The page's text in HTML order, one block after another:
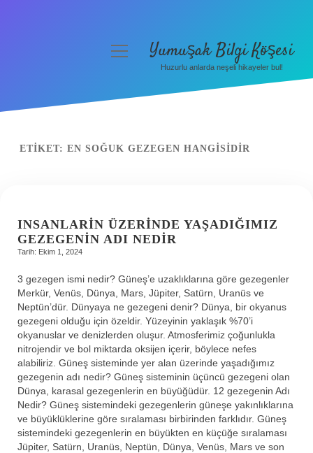
Gizlilik Politikası
Yasal Uyarı
menüyü
aç
Yumuşak Bilgi Köşesi
Huzurlu anlarda neşeli hikayeler bul!
ETIKET: EN SOĞUK GEZEGEN HANGISIDIR
INSANLARIN ÜZERINDE YAŞADIĞIMIZ
GEZEGENIN ADI NEDIR
Tarih: Ekim 1, 2024
3 gezegen ismi nedir? Güneş’e uzaklıklarına göre gezegenler
Merkür, Venüs, Dünya, Mars, Jüpiter, Satürn, Uranüs ve
Neptün’dür. Dünyaya ne gezegeni denir? Dünya, bir okyanus
gezegeni olduğu için özeldir. Yüzeyinin yaklaşık %70’i
okyanuslar ve denizlerden oluşur. Atmosferimiz çoğunlukla
nitrojendir ve bol miktarda oksijen içerir, böylece nefes
alabiliriz. Güneş sisteminde yer alan üzerinde yaşadığımız
gezegenin adı nedir? Güneş sisteminin üçüncü gezegeni olan
Dünya, karasal gezegenlerin en büyüğüdür. 12 gezegenin Adı
Nedir? Güneş sistemindeki gezegenlerin güneşe yakınlıklarına
ve büyüklüklerine göre sıralaması birbirinden farklıdır. Güneş
sistemindeki gezegenlerin en büyükten en küçüğe sıralaması
Jüpiter, Satürn, Uranüs, Neptün, Dünya, Venüs, Mars ve son